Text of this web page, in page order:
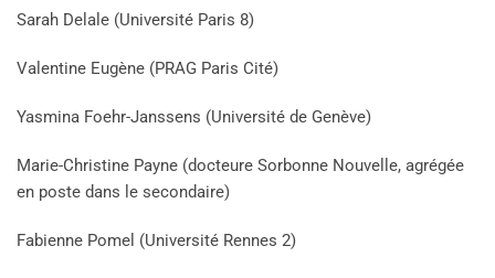
Sarah Delale (Université Paris 8)
Valentine Eugène (PRAG Paris Cité)
Yasmina Foehr-Janssens (Université de Genève)
Marie-Christine Payne (docteure Sorbonne Nouvelle, agrégée
en poste dans le secondaire)
Fabienne Pomel (Université Rennes 2)